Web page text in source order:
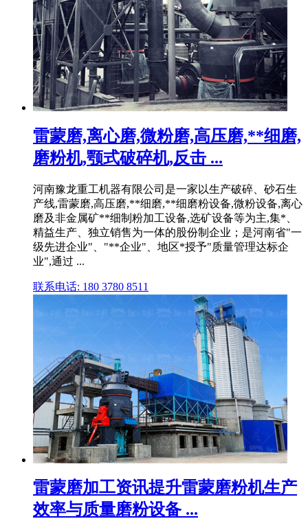
雷蒙磨,离心磨,微粉磨,高压磨,**细磨,
磨粉机,颚式破碎机,反击 ...
河南豫龙重工机器有限公司是一家以生产破碎、砂石生
产线,雷蒙磨,高压磨,**细磨,**细磨粉设备,微粉设备,离心
磨及非金属矿**细制粉加工设备,选矿设备等为主,集*、
精益生产、独立销售为一体的股份制企业；是河南省"一
级先进企业"、"**企业"、地区*授予"质量管理达标企
业",通过 ...
联系电话: 180 3780 8511
雷蒙磨加工资讯提升雷蒙磨粉机生产
效率与质量磨粉设备 ...